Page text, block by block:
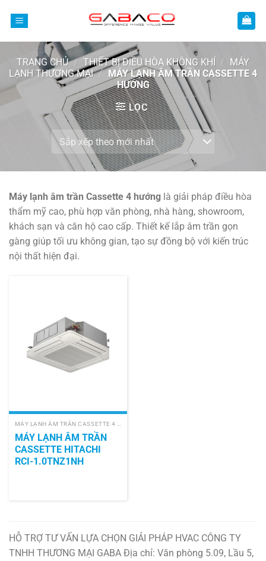
TRANG CHỦ / THIẾT BỊ ĐIỀU HÒA KHÔNG KHÍ / MÁY
LẠNH THƯƠNG MẠI / MÁY LẠNH ÂM TRẦN CASSETTE 4
HƯỚNG
LỌC
Máy lạnh âm trần Cassette 4 hướng là giải pháp điều hòa
thẩm mỹ cao, phù hợp văn phòng, nhà hàng, showroom,
khách sạn và căn hộ cao cấp. Thiết kế lắp âm trần gọn
gàng giúp tối ưu không gian, tạo sự đồng bộ với kiến trúc
nội thất hiện đại.
MÁY LẠNH ÂM TRẦN
CASSETTE HITACHI
RCI-1.0TNZ1NH
HỖ TRỢ TƯ VẤN LỰA CHỌN GIẢI PHÁP HVAC CÔNG TY
TNHH THƯƠNG MẠI GABA Địa chỉ: Văn phòng 5.09, Lầu 5,